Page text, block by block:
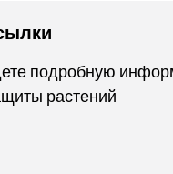
подробную
растений